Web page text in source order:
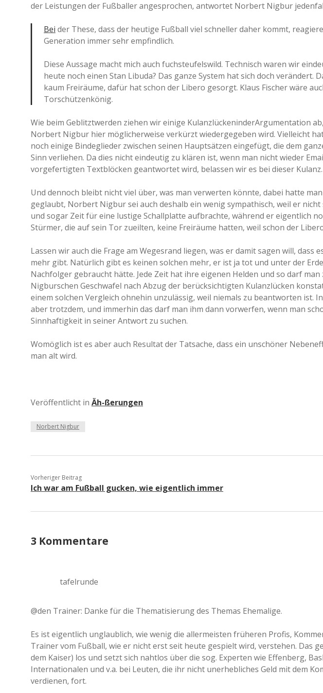
a
a
d
e
der Leistungen der Fußballer angesprochen, antwortet Norbert Nigbur
Bei der These, dass der heutige Fußball viel schneller daher kommt,
Generation immer sehr empfindlich.
Diese Aussage macht mich auch fuchsteufelswild. Technisch waren wir
heute noch einen Stan Libuda? Das ganze System hat sich doch verändert.
kaum Freiräume, dafür hat schon der Libero gesorgt. Klaus Fischer wäre
Torschützenkönig.
Wie beim Geblitztwerden ziehen wir einige KulanzlückeninderArgumentation
Norbert Nigbur hier möglicherweise verkürzt wiedergegeben wird. Vielleicht
noch einige Bindeglieder zwischen seinen Hauptsätzen eingefügt, die dem
Sinn verliehen. Da dies nicht eindeutig zu klären ist, wenn man nicht wieder
vorgefertigten Textblöcken geantwortet wird, belassen wir es bei dieser Kulanz.
Und dennoch bleibt nicht viel über, was man verwerten könnte, dabei hatte
geglaubt, Norbert Nigbur sei auch deshalb ein wenig sympathisch, weil er
und sogar Zeit für eine lustige Schallplatte aufbrachte, während er eigentlich
Stürmer, die auf sein Tor zueilten, keine Freiräume hatten, weil schon der
Lassen wir auch die Frage am Wegesrand liegen, was er damit sagen will, dass
mehr gibt. Natürlich gibt es keinen solchen mehr, er ist ja tot und unter der
Nachfolger gebraucht hätte. Jede Zeit hat ihre eigenen Helden und so darf
Nigburschen Geschwafel nach Abzug der berücksichtigten Kulanzlücken
einem solchen Vergleich ohnehin unzulässig, weil niemals zu beantworten ist.
aber trotzdem, und immerhin das darf man ihm dann vorwerfen, wenn man
Sinnhaftigkeit in seiner Antwort zu suchen.
Womöglich ist es aber auch Resultat der Tatsache, dass ein unschöner
man alt wird.
Veröffentlicht in Äh-ßerungen
Norbert Nigbur
Vorheriger Beitrag
Ich war am Fußball gucken, wie eigentlich immer
3 Kommentare
tafelrunde
@den Trainer: Danke für die Thematisierung des Themas Ehemalige.
Es ist eigentlich unglaublich, wie wenig die allermeisten früheren Profis,
Trainer vom Fußball, wie er nicht erst seit heute gespielt wird, verstehen. Das
dem Kaiser) los und setzt sich nahtlos über die sog. Experten wie Effenberg,
Internationalen und v.a. bei Leuten, die ihr nicht unerhebliches Geld mit dem
verdienen, fort.